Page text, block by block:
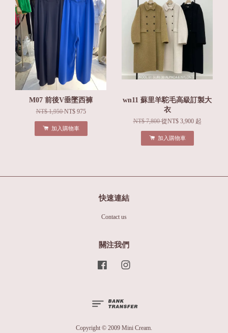
M07 前後V垂墜西褲
NT$ 1,950NT$ 975
加入購物車
wn11 蘇里羊駝毛高級訂製大
衣
NT$ 7,800從NT$ 3,900 起
加入購物車
快速連結
Contact us
關注我們
Facebook
Copyright © 2009 Mini Cream.